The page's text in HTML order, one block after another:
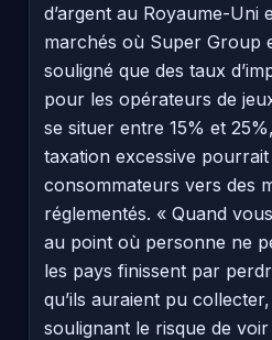
d’argent au Royaume-Uni
marchés où Super Group
souligné que des taux
pour les opérateurs de
se situer entre 15% et
taxation excessive
consommateurs vers des
réglementés. « Quand
au point où personne ne
les pays finissent par
qu’ils auraient pu
soulignant le risque de